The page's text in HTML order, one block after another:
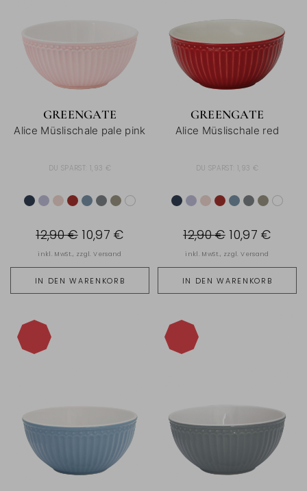
GREENGATE
Alice Müslischale pale pink
DU SPARST: 1,93 €
IN DEN WARENKORB
12,90 € 10,97 €
inkl. MwSt., zzgl.Versand
GREENGATE
Alice Müslischale red
DU SPARST: 1,93 €
IN DEN WARENKORB
12,90 € 10,97 €
inkl. MwSt., zzgl.Versand